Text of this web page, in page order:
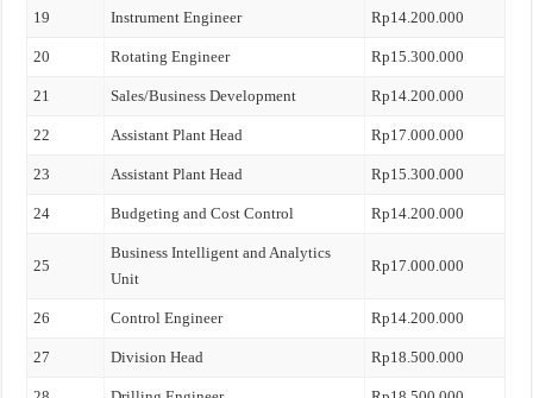
19 Instrument Engineer Rp14.200.000
20 Rotating Engineer Rp15.300.000
21 Sales/Business Development Rp14.200.000
22 Assistant Plant Head Rp17.000.000
23 Assistant Plant Head Rp15.300.000
24 Budgeting and Cost Control Rp14.200.000
25
Business Intelligent and Analytics
Unit
Rp17.000.000
26 Control Engineer Rp14.200.000
27 Division Head Rp18.500.000